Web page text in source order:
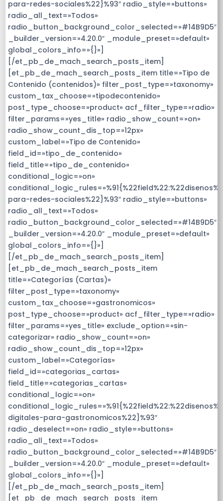
para-redes-sociales%22}%93″ radio_style=»buttons»
radio_all_text=»Todos»
radio_button_background_color_selected=»#14B9D5″
_builder_version=»4.20.0″ _module_preset=»default»
global_colors_info=»{}»]
[/et_pb_de_mach_search_posts_item]
[et_pb_de_mach_search_posts_item title=»Tipo de
Contenido (contenidos)» filter_post_type=»taxonomy»
custom_tax_choose=»tipodecontenido»
post_type_choose=»product» acf_filter_type=»radio»
filter_params=»yes_title» radio_show_count=»on»
radio_show_count_dis_top=»12px»
custom_label=»Tipo de Contenido»
field_id=»tipo_de_contenido»
field_title=»tipo_de_contenido»
conditional_logic=»on»
para-redes-sociales%22}%93″ radio_style=»buttons»
radio_all_text=»Todos»
radio_button_background_color_selected=»#14B9D5″
_builder_version=»4.20.0″ _module_preset=»default»
global_colors_info=»{}»]
[/et_pb_de_mach_search_posts_item]
[et_pb_de_mach_search_posts_item
title=»Categorías (Cartas)»
filter_post_type=»taxonomy»
custom_tax_choose=»gastronomicos»
post_type_choose=»product» acf_filter_type=»radio»
filter_params=»yes_title» exclude_option=»sin-
categorizar» radio_show_count=»on»
radio_show_count_dis_top=»12px»
custom_label=»Categorías»
field_id=»categorias_cartas»
field_title=»categorias_cartas»
conditional_logic=»on»
digitales-para-gastronomicos%22}%93″
radio_deselect=»on» radio_style=»buttons»
radio_all_text=»Todos»
radio_button_background_color_selected=»#14B9D5″
_builder_version=»4.20.0″ _module_preset=»default»
global_colors_info=»{}»]
[/et_pb_de_mach_search_posts_item]
[et_pb_de_mach_search_posts_item